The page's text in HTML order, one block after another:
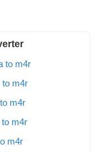
to m4r
to m4r
m4r
m4r
m4r